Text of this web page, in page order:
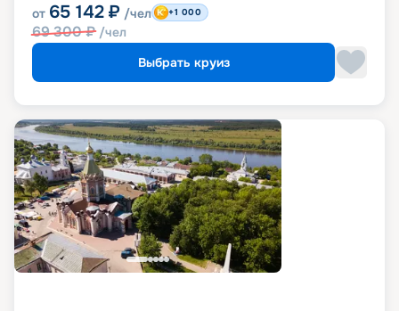
от 65 142 ₽ /чел
69 300₽ /чел
+1 000
Выбрать круиз